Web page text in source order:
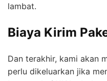
lambat.
Biaya Kirim
Dan terakhir, kami akan
perlu dikeluarkan jika